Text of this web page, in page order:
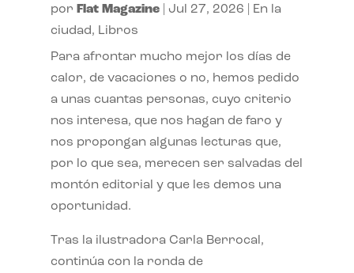
por Flat Magazine| Jul 27, 2026
En la
ciudad, Libros
Para afrontar mucho mejor los días de
calor, de vacaciones o no, hemos pedido
a unas cuantas personas, cuyo criterio
nos interesa, que nos hagan de faro y
nos propongan algunas lecturas que,
por lo que sea, merecen ser salvadas del
montón editorial y que les demos una
oportunidad.
Tras la ilustradora Carla Berrocal,
continúa con la ronda de